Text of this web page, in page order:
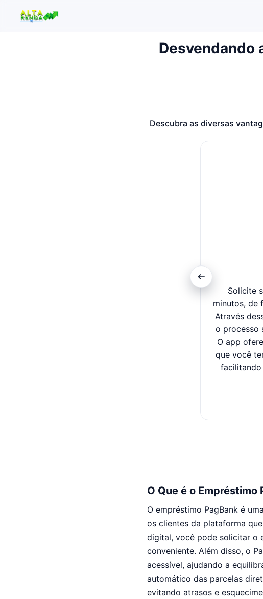
Desvendando
Descubra as diversas
Solicite
minutos, de
Através
o processo
O app
que você
facilitando
O Que é o Empréstimo
O empréstimo PagBank é
os clientes da plataforma
digital, você pode solicitar o
conveniente. Além disso, o
acessível, ajudando a
automático das parcelas
evitando atrasos e